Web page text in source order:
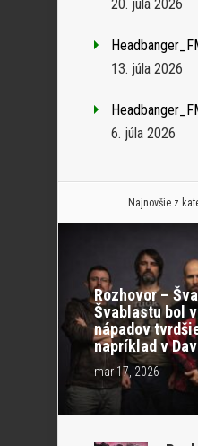
20. júla 2026
13. júla 2026
6. júla 2026
Najnovšie z
Rozhovor –
Švablastu bol
nápadov
napríklad v
mar 17, 2026